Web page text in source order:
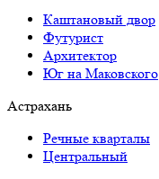
Каштановый двор
Футурист
Архитектор
Юг на Маковского
Астрахань
Речные кварталы
Центральный